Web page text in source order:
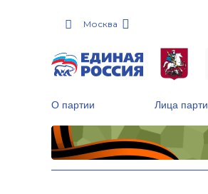
Москва
О партии Лица